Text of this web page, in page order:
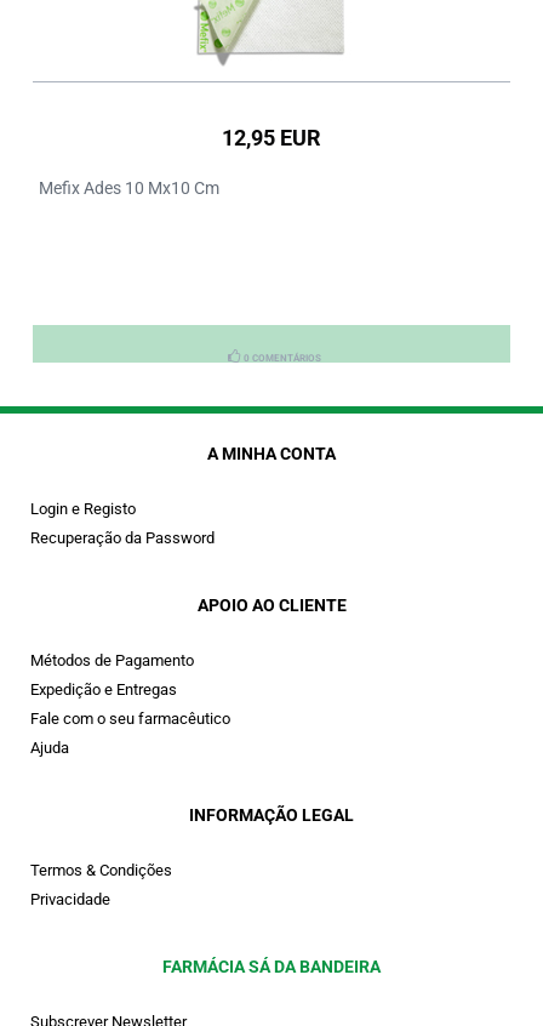
12,95 EUR
Mefix Ades 10 Mx10 Cm
0 COMENTÁRIOS
A MINHA CONTA
Login e Registo
Recuperação da Password
APOIO AO CLIENTE
Métodos de Pagamento
Expedição e Entregas
Fale com o seu farmacêutico
Ajuda
INFORMAÇÃO LEGAL
Termos & Condições
Privacidade
FARMÁCIA SÁ DA BANDEIRA
Subscrever Newsletter